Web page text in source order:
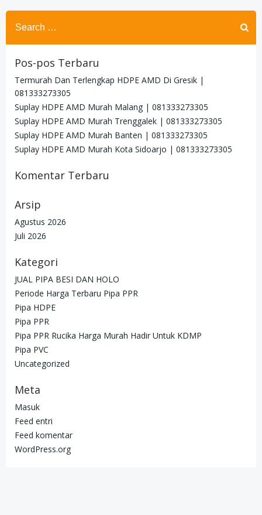
Search
for:
Pos-pos Terbaru
Termurah Dan Terlengkap HDPE AMD Di Gresik |
081333273305
Suplay HDPE AMD Murah Malang | 081333273305
Suplay HDPE AMD Murah Trenggalek | 081333273305
Suplay HDPE AMD Murah Banten | 081333273305
Suplay HDPE AMD Murah Kota Sidoarjo | 081333273305
Komentar Terbaru
Arsip
Agustus 2026
Juli 2026
Kategori
JUAL PIPA BESI DAN HOLO
Periode Harga Terbaru Pipa PPR
Pipa HDPE
Pipa PPR
Pipa PPR Rucika Harga Murah Hadir Untuk KDMP
Pipa PVC
Uncategorized
Meta
Masuk
Feed entri
Feed komentar
WordPress.org